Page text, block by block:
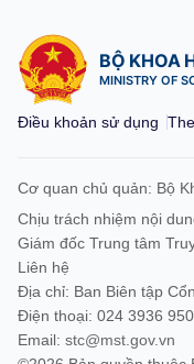
BỘ KHOA
MINISTRY OF
Điều khoản sử dụng
Cơ quan chủ quản: Bộ
Chịu trách nhiệm nội
Giám đốc Trung tâm
Liên hệ
Địa chỉ: Ban Biên tập
Điện thoại: 024 3936
Email: stc@mst.gov.vn